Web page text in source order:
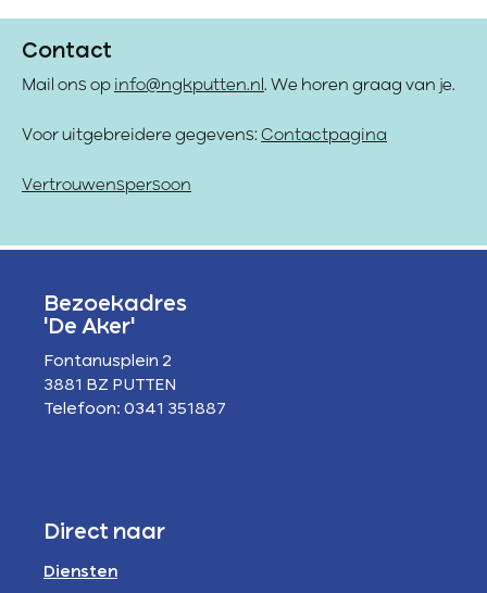
Contact
Mail ons op info@ngkputten.nl . We horen graag van je.
Voor uitgebreidere gegevens: Contactpagina
Vertrouwenspersoon
Bezoekadres
'De Aker'
Fontanusplein 2
3881 BZ PUTTEN
Telefoon: 0341 351887
Direct naar
Diensten